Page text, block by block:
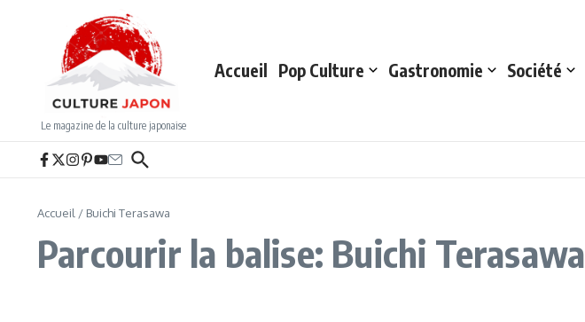
Le magazine de la culture japonaise
Accueil Pop Culture Gastronomie Société
Accueil / Buichi Terasawa
Parcourir la balise: Buichi Terasawa